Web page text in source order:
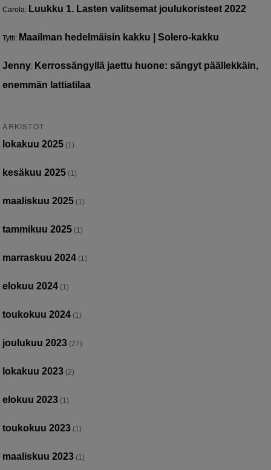
Carola: Luukku 1. Lasten valitsemat joulukoristeet 2022
Tytti: Maailman hedelmäisin kakku | Solero-kakku
Jenny: Kerrossängyllä jaettu huone: sängyt päällekkäin,
enemmän lattiatilaa
ARKISTOT
lokakuu 2025 (1)
kesäkuu 2025 (1)
maaliskuu 2025 (1)
tammikuu 2025 (1)
marraskuu 2024 (1)
elokuu 2024 (1)
toukokuu 2024 (1)
joulukuu 2023 (27)
lokakuu 2023 (2)
elokuu 2023 (1)
toukokuu 2023 (1)
maaliskuu 2023 (1)